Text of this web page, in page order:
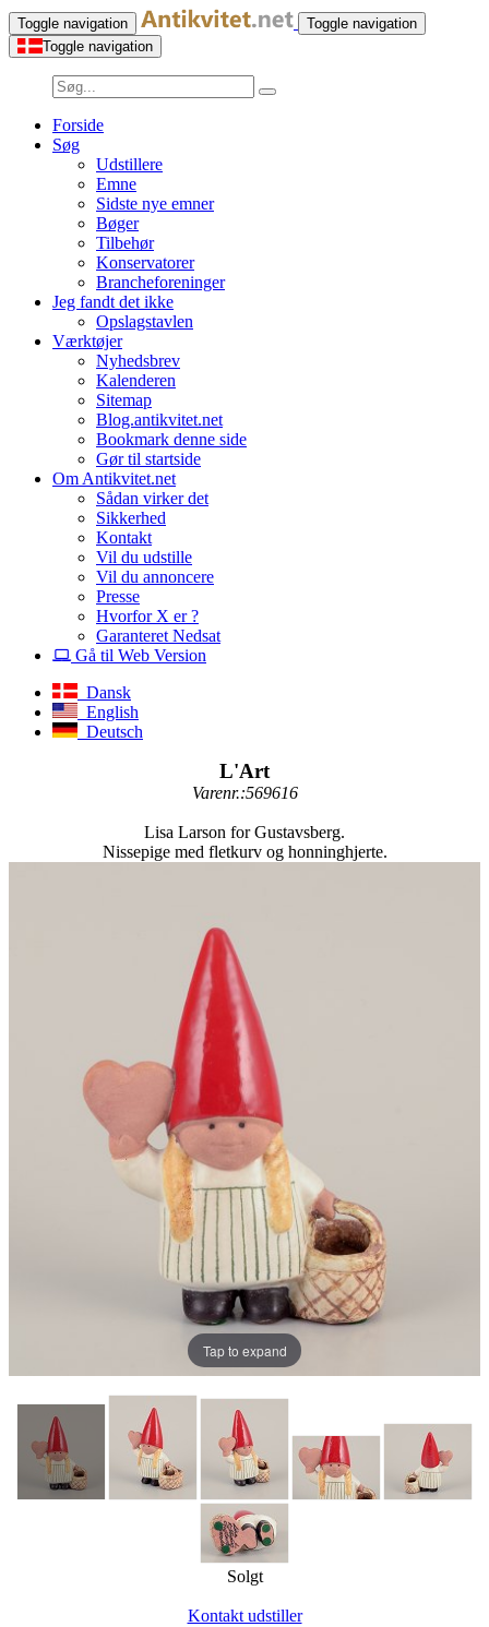
Toggle navigation
Toggle navigation
Toggle navigation
Forside
Søg
Udstillere
Emne
Sidste nye emner
Bøger
Tilbehør
Konservatorer
Brancheforeninger
Jeg fandt det ikke
Opslagstavlen
Værktøjer
Nyhedsbrev
Kalenderen
Sitemap
Blog.antikvitet.net
Bookmark denne side
Gør til startside
Om Antikvitet.net
Sådan virker det
Sikkerhed
Kontakt
Vil du udstille
Vil du annoncere
Presse
Hvorfor X er ?
Garanteret Nedsat
Gå til Web Version
Dansk
English
Deutsch
L'Art
Varenr.:569616
Lisa Larson for Gustavsberg.
Nissepige med fletkurv og honninghjerte.
Tap to expand
Solgt
Kontakt udstiller